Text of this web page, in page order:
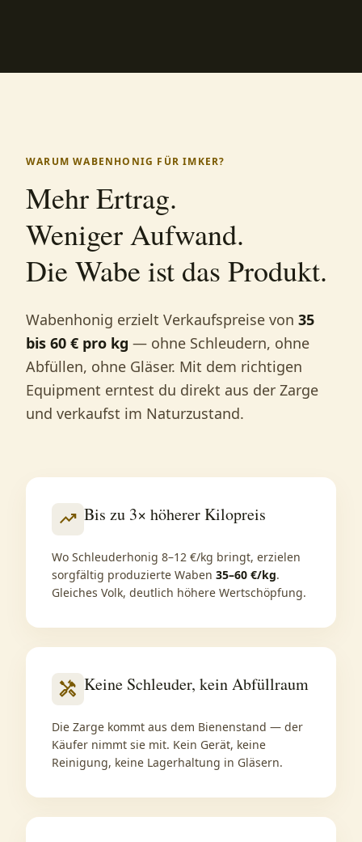
WARUM WABENHONIG FÜR IMKER?
Mehr Ertrag.
Weniger Aufwand.
Die Wabe ist das Produkt.
Wabenhonig erzielt Verkaufspreise von 35
bis 60 € pro kg — ohne Schleudern, ohne
Abfüllen, ohne Gläser. Mit dem richtigen
Equipment erntest du direkt aus der Zarge
und verkaufst im Naturzustand.
trending_up Bis zu 3× höherer Kilopreis
Wo Schleuderhonig 8–12 €/kg bringt, erzielen
sorgfältig produzierte Waben 35–60 €/kg.
Gleiches Volk, deutlich höhere Wertschöpfung.
handyman Keine Schleuder, kein Abfüllraum
Die Zarge kommt aus dem Bienenstand — der
Käufer nimmt sie mit. Kein Gerät, keine
Reinigung, keine Lagerhaltung in Gläsern.